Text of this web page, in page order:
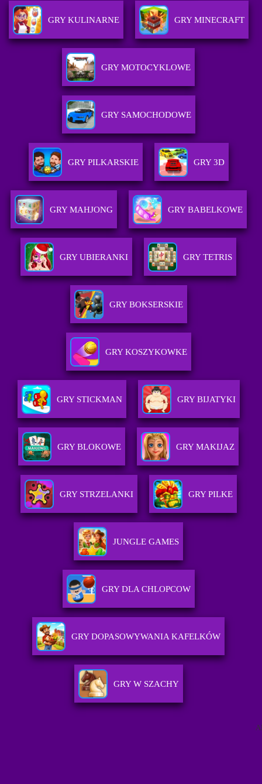
GRY KULINARNE GRY MINECRAFT
GRY MOTOCYKLOWE
GRY SAMOCHODOWE
GRY PILKARSKIE GRY 3D
GRY MAHJONG GRY BABELKOWE
GRY UBIERANKI GRY TETRIS
GRY BOKSERSKIE
GRY KOSZYKOWKE
GRY STICKMAN GRY BIJATYKI
GRY BLOKOWE GRY MAKIJAZ
GRY STRZELANKI GRY PILKE
JUNGLE GAMES
GRY DLA CHLOPCOW
GRY DOPASOWYWANIA KAFELKÓW
GRY W SZACHY